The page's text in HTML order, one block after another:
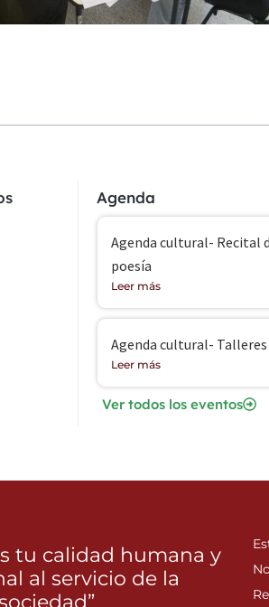
Agenda
Agenda cultural- Recital
poesía
Leer más
Agenda cultural- Talleres
Leer más
Ver todos los eventos
tu calidad humana y
al servicio de la